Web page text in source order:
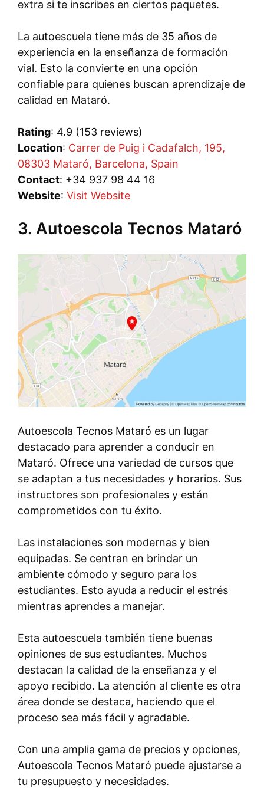
extra si te inscribes en ciertos paquetes.
La autoescuela tiene más de 35 años de
experiencia en la enseñanza de formación
vial. Esto la convierte en una opción
confiable para quienes buscan aprendizaje de
calidad en Mataró.
Rating: 4.9 (153 reviews)
Location: Carrer de Puig i Cadafalch, 195,
08303 Mataró, Barcelona, Spain
Contact: +34 937 98 44 16
Website: Visit Website
3. Autoescola Tecnos Mataró
Autoescola Tecnos Mataró es un lugar
destacado para aprender a conducir en
Mataró. Ofrece una variedad de cursos que
se adaptan a tus necesidades y horarios. Sus
instructores son profesionales y están
comprometidos con tu éxito.
Las instalaciones son modernas y bien
equipadas. Se centran en brindar un
ambiente cómodo y seguro para los
estudiantes. Esto ayuda a reducir el estrés
mientras aprendes a manejar.
Esta autoescuela también tiene buenas
opiniones de sus estudiantes. Muchos
destacan la calidad de la enseñanza y el
apoyo recibido. La atención al cliente es otra
área donde se destaca, haciendo que el
proceso sea más fácil y agradable.
Con una amplia gama de precios y opciones,
Autoescola Tecnos Mataró puede ajustarse a
tu presupuesto y necesidades.